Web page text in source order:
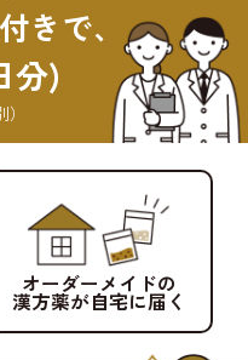
きで、
分)
オーダーメイドの
漢方薬が自宅に届く